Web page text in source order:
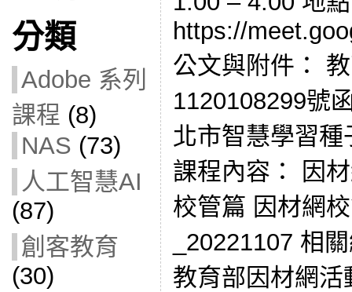
分類
Adobe 系列
課程 (8)
NAS (73)
人工智慧AI
(87)
創客教育
(30)
https://
公文與附件：
1120108299號
北市智慧學習
課程內容： 因
校管篇 因材網
_20221107 相
教育部因材網